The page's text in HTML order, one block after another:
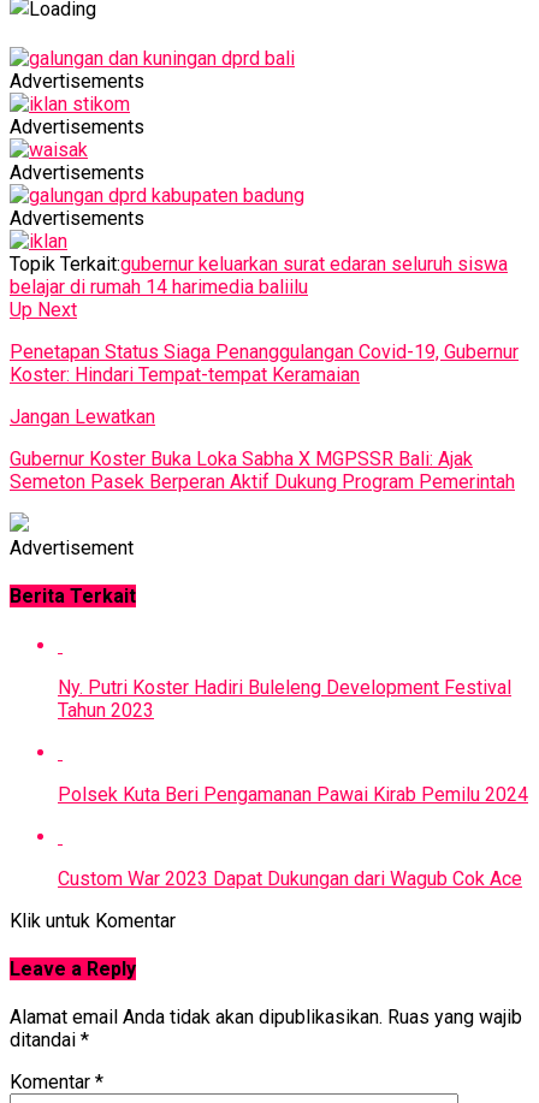
Advertisements
Advertisements
Advertisements
Advertisements
Topik Terkait:gubernur keluarkan surat edaran seluruh siswa
belajar di rumah 14 harimedia baliilu
Up Next
Penetapan Status Siaga Penanggulangan Covid-19, Gubernur
Koster: Hindari Tempat-tempat Keramaian
Jangan Lewatkan
Gubernur Koster Buka Loka Sabha X MGPSSR Bali: Ajak
Semeton Pasek Berperan Aktif Dukung Program Pemerintah
Advertisement
Berita Terkait
Ny. Putri Koster Hadiri Buleleng Development Festival
Tahun 2023
Polsek Kuta Beri Pengamanan Pawai Kirab Pemilu 2024
Custom War 2023 Dapat Dukungan dari Wagub Cok Ace
Klik untuk Komentar
Leave a Reply
Alamat email Anda tidak akan dipublikasikan. Ruas yang wajib
ditandai *
Komentar *